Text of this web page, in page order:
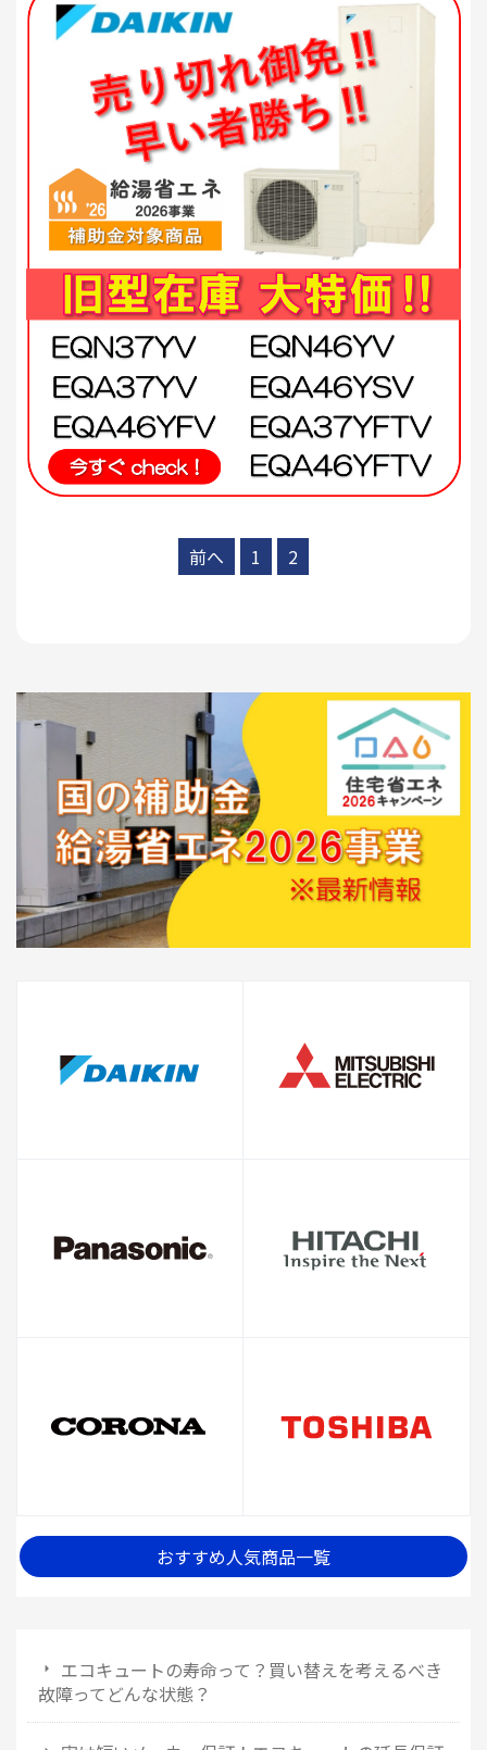
前へ 1 2
おすすめ人気商品一覧
エコキュートの寿命って？買い替えを考えるべき
故障ってどんな状態？